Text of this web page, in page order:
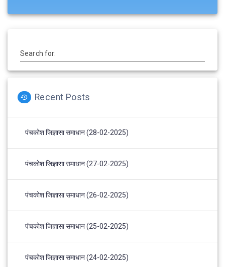
Search for:
Recent Posts
पंचकोश जिज्ञासा समाधान (28-02-2025)
पंचकोश जिज्ञासा समाधान (27-02-2025)
पंचकोश जिज्ञासा समाधान (26-02-2025)
पंचकोश जिज्ञासा समाधान (25-02-2025)
पंचकोश जिज्ञासा समाधान (24-02-2025)